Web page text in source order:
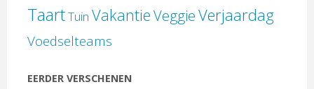
TaartTuin VakantieVeggieVerjaardag
Voedselteams
EERDER VERSCHENEN